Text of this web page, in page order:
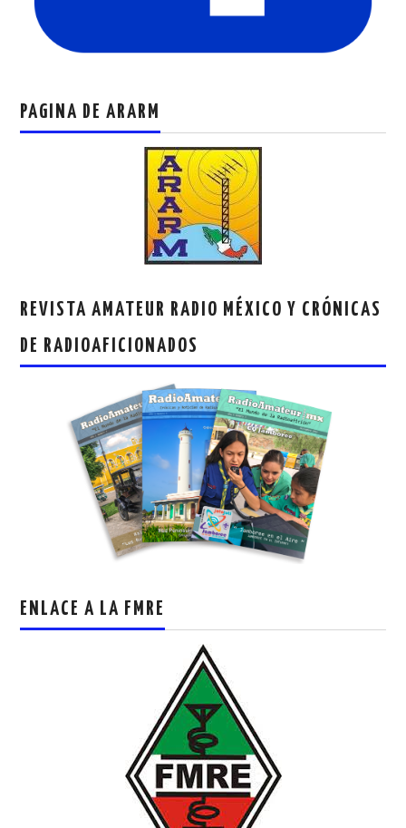
PAGINA DE ARARM
REVISTA AMATEUR RADIO MÉXICO Y CRÓNICAS
DE RADIOAFICIONADOS
ENLACE A LA FMRE